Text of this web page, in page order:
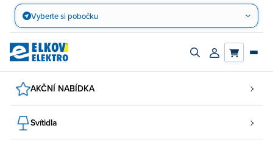
Přejít
obsah
Vyberte si pobočku
Zapnout/vypnout
Přihlásit/
AKČNÍ NABÍDKA
Svítidla